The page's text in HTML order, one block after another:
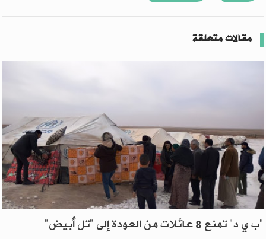
مقالات متعلقة
"ب ي د" تمنع 8 عائلات من العودة إلى "تل أبيض"